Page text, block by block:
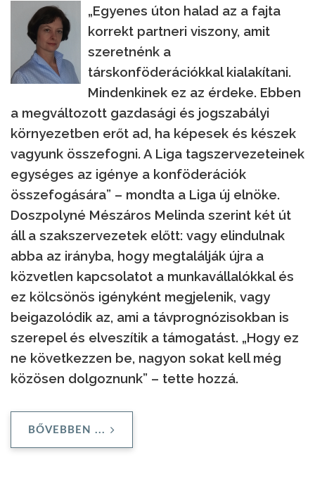
„Egyenes úton halad az a fajta
korrekt partneri viszony, amit
szeretnénk a
társkonföderációkkal kialakítani.
Mindenkinek ez az érdeke. Ebben
a megváltozott gazdasági és jogszabályi
környezetben erőt ad, ha képesek és készek
vagyunk összefogni. A Liga tagszervezeteinek
egységes az igénye a konföderációk
összefogására” – mondta a Liga új elnöke.
Doszpolyné Mészáros Melinda szerint két út
áll a szakszervezetek előtt: vagy elindulnak
abba az irányba, hogy megtalálják újra a
közvetlen kapcsolatot a munkavállalókkal és
ez kölcsönös igényként megjelenik, vagy
beigazolódik az, ami a távprognózisokban is
szerepel és elveszítik a támogatást. „Hogy ez
ne következzen be, nagyon sokat kell még
közösen dolgoznunk” – tette hozzá.
BŐVEBBEN ...